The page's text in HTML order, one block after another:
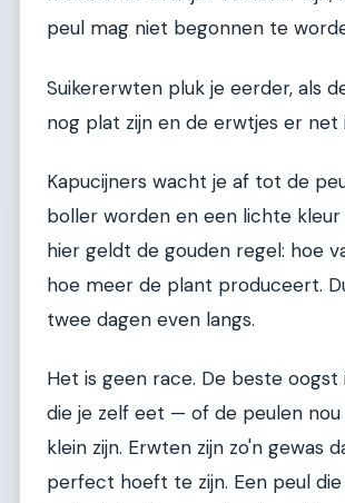
peul mag niet begonnen te
Suikererwten pluk je eerder, als
nog plat zijn en de erwtjes er net
Kapucijners wacht je af tot de
boller worden en een lichte kleur
hier geldt de gouden regel: hoe
hoe meer de plant produceert.
twee dagen even langs.
Het is geen race. De beste oogst
die je zelf eet — of de peulen
klein zijn. Erwten zijn zo'n gewas
perfect hoeft te zijn. Een peul